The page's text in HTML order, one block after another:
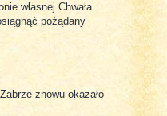
własnej.Chwała
pożądany
znowu okazało